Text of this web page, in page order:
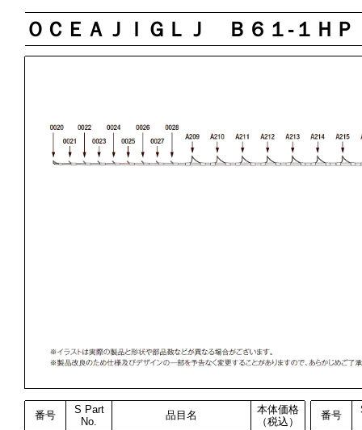
ＯＣＥＡＪＩＧＬＪ Ｂ６１‐１ＨＰ
番号
S Part
No.
品目名
本体価格
（税込）
番号